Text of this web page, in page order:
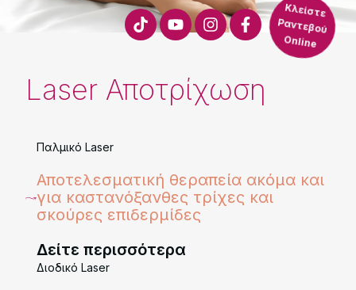
Κλείστε
Ραντεβού
Online
Laser Αποτρίχωση
Παλμικό Laser
Αποτελεσματική θεραπεία ακόμα και
για καστανόξανθες τρίχες και
σκούρες επιδερμίδες
Δείτε περισσότερα
Διοδικό Laser